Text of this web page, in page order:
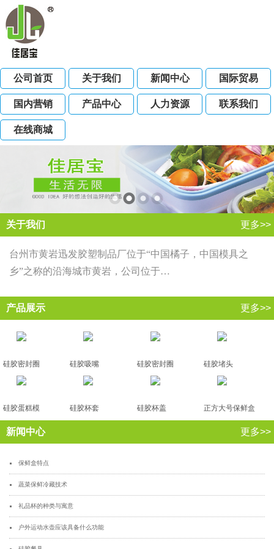
公司首页 关于我们 新闻中心 国际贸易
国内营销 产品中心 人力资源 联系我们
在线商城
关于我们 更多>>
台州市黄岩迅发胶塑制品厂位于“中国橘子，中国模具之
乡”之称的沿海城市黄岩，公司位于…
产品展示 更多>>
硅胶密封圈 硅胶吸嘴 硅胶密封圈 硅胶堵头
硅胶蛋糕模 硅胶杯套 硅胶杯盖 正方大号保鲜盒
新闻中心 更多>>
保鲜盒特点
蔬菜保鲜冷藏技术
礼品杯的种类与寓意
户外运动水壶应该具备什么功能